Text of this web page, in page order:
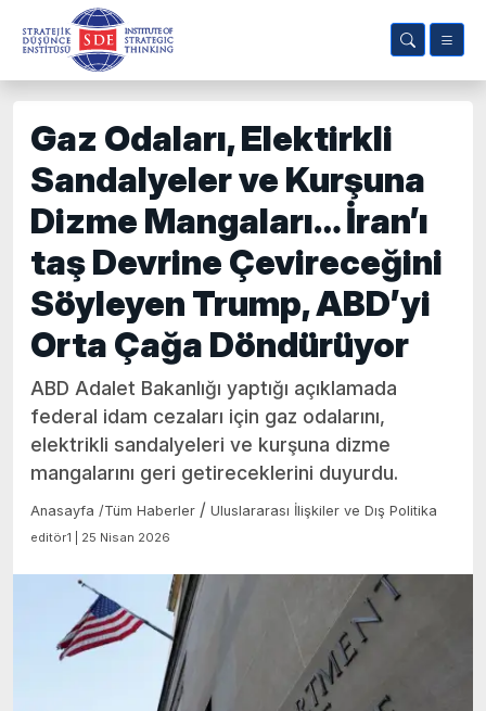
⁠Gaz Odaları, Elektirkli
Sandalyeler ve Kurşuna
Dizme Mangaları… İran’ı
taş Devrine Çevireceğini
Söyleyen Trump, ABD’yi
Orta Çağa Döndürüyor
ABD Adalet Bakanlığı yaptığı açıklamada
federal idam cezaları için gaz odalarını,
elektrikli sandalyeleri ve kurşuna dizme
mangalarını geri getireceklerini duyurdu.
Anasayfa /Tüm Haberler / Uluslararası İlişkiler ve Dış Politika
editör1 | 25 Nisan 2026